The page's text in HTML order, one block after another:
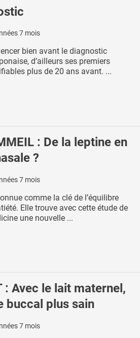
7 mois
bien avant le diagnostic
d’ailleurs ses premiers
plus de 20 ans avant. ...
: De la leptine en
?
7 mois
comme la clé de l’équilibre
Elle trouve avec cette étude de
une nouvelle ...
: Avec le lait maternel,
buccal plus sain
7 mois